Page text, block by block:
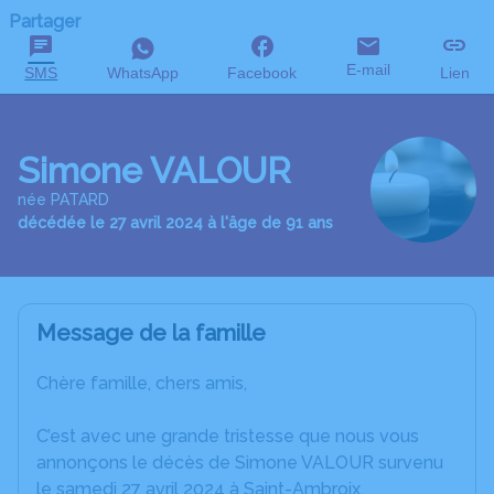
Partager
SMS WhatsApp Facebook E-mail Lien
Simone VALOUR
née PATARD
décédée le 27 avril 2024 à l'âge de 91 ans
Message de la famille
Chère famille, chers amis,
C’est avec une grande tristesse que nous vous
annonçons le décès de Simone VALOUR survenu
le samedi 27 avril 2024 à Saint-Ambroix.